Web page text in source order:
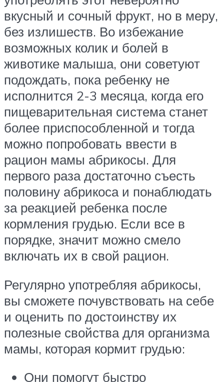
вкусный и сочный фрукт, но в меру,
без излишеств. Во избежание
возможных колик и болей в
животике малыша, они советуют
подождать, пока ребенку не
исполнится 2-3 месяца, когда его
пищеварительная система станет
более приспособленной и тогда
можно попробовать ввести в
рацион мамы абрикосы. Для
первого раза достаточно съесть
половину абрикоса и понаблюдать
за реакцией ребенка после
кормления грудью. Если все в
порядке, значит можно смело
включать их в свой рацион.
Регулярно употребляя абрикосы,
вы сможете почувствовать на себе
и оценить по достоинству их
полезные свойства для организма
мамы, которая кормит грудью:
Они помогут быстро